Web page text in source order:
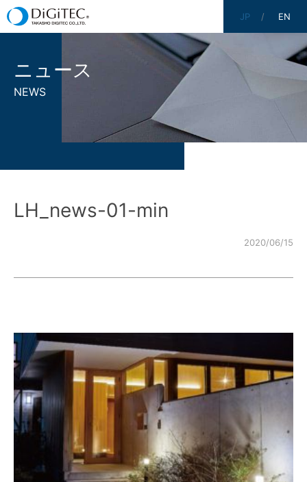
JP EN
ニュース
NEWS
LH_news-01-min
2020/06/15